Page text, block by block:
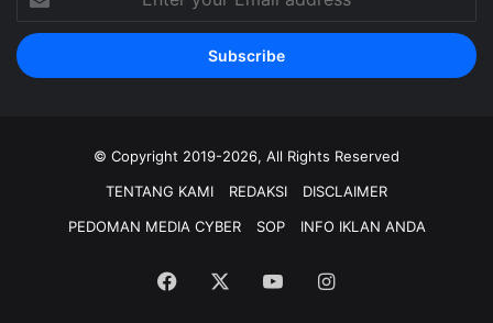
your
Email
address
© Copyright 2019-2026, All Rights Reserved
TENTANG KAMI
REDAKSI
DISCLAIMER
PEDOMAN MEDIA CYBER
SOP INFO IKLAN ANDA
Facebook YouTubeInstagram